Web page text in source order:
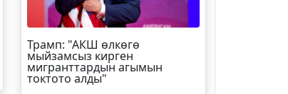
Трамп: "АКШ өлкөгө
мыйзамсыз кирген
мигранттардын агымын
токтото алды"